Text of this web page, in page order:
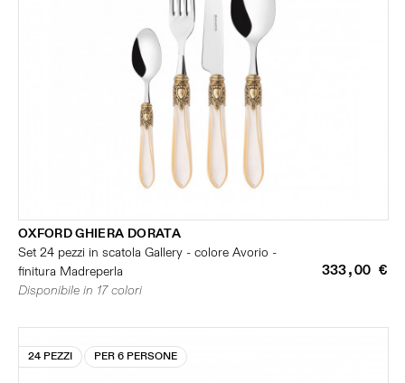
OXFORD GHIERA DORATA
Set 24 pezzi in scatola Gallery - colore Avorio -
finitura Madreperla
333,00 €
Disponibile in 17 colori
24 PEZZI PER 6 PERSONE